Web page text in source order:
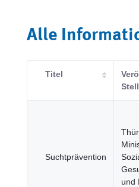
Alle
Titel
Suchtprävention
und